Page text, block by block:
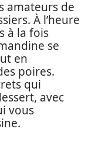
amateurs de
À l’heure
à la fois
se
en
poires.
qui
avec
vous